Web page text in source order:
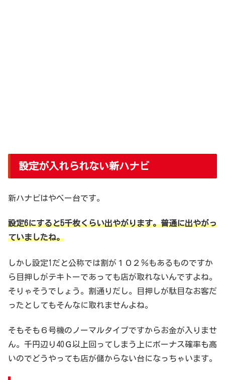
設定が入れられない新ハナビ
新ハナビはやべー台です。
設定6にすると5千枚くらい出やがります。普通に出やがっ
ていましたね。
しかし設定1だと公称では割が１０２％もあるものですか
ら目押しがテキトーであっても店が取れないんですよね。
そりゃそうでしょう。割通りだし。目押しが駄目なお客だ
ったとしてもそんなに取れませんよね。
そもそも６号機のノーマルタイプですからお金が入りませ
ん。千円辺り40Ｇ以上回ってしまう上にボーナス確率も高
いのでどうやっても店が儲からない台になっちゃいます。